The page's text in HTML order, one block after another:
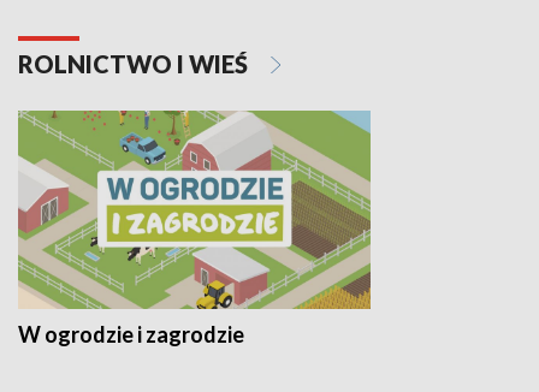
ROLNICTWO I WIEŚ
W ogrodzie i zagrodzie